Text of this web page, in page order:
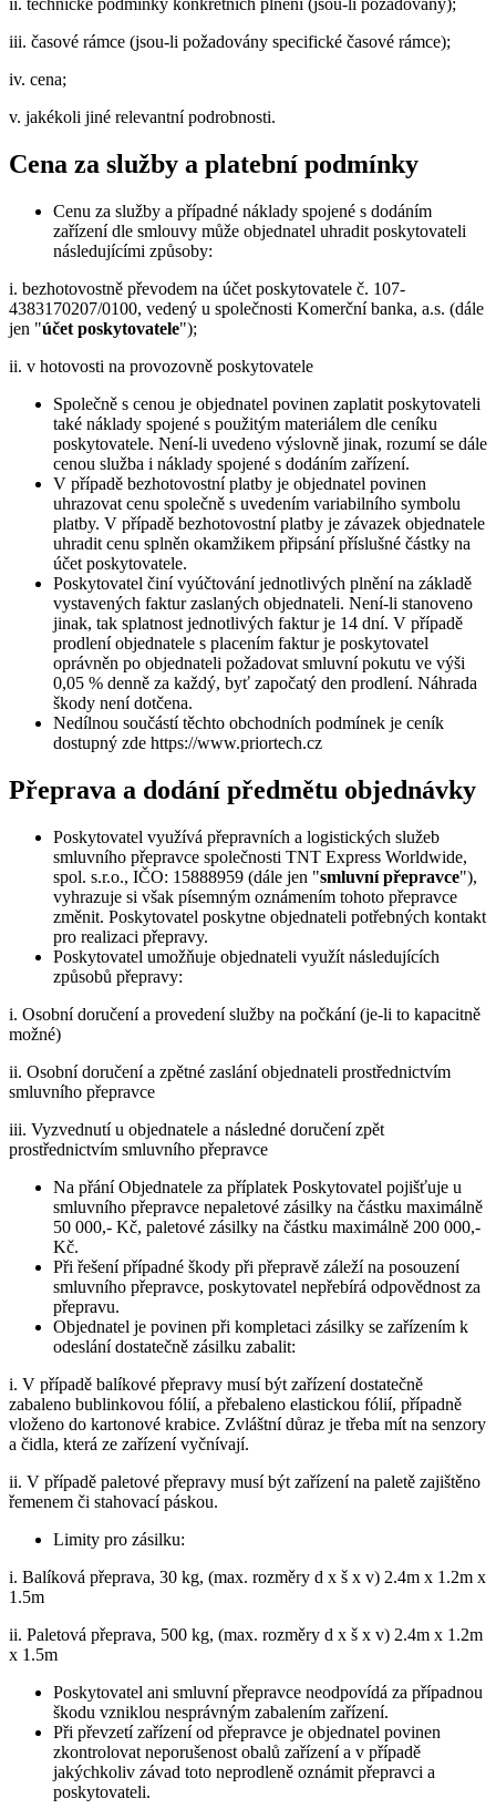
ii. technické podmínky konkrétních plnění (jsou-li požadovány);
iii. časové rámce (jsou-li požadovány specifické časové rámce);
iv. cena;
v. jakékoli jiné relevantní podrobnosti.
Cena za služby a platební podmínky
Cenu za služby a případné náklady spojené s dodáním
zařízení dle smlouvy může objednatel uhradit poskytovateli
následujícími způsoby:
i. bezhotovostně převodem na účet poskytovatele č. 107-
4383170207/0100, vedený u společnosti Komerční banka, a.s. (dále
jen "účet poskytovatele");
ii. v hotovosti na provozovně poskytovatele
Společně s cenou je objednatel povinen zaplatit poskytovateli
také náklady spojené s použitým materiálem dle ceníku
poskytovatele. Není-li uvedeno výslovně jinak, rozumí se dále
cenou služba i náklady spojené s dodáním zařízení.
V případě bezhotovostní platby je objednatel povinen
uhrazovat cenu společně s uvedením variabilního symbolu
platby. V případě bezhotovostní platby je závazek objednatele
uhradit cenu splněn okamžikem připsání příslušné částky na
účet poskytovatele.
Poskytovatel činí vyúčtování jednotlivých plnění na základě
vystavených faktur zaslaných objednateli. Není-li stanoveno
jinak, tak splatnost jednotlivých faktur je 14 dní. V případě
prodlení objednatele s placením faktur je poskytovatel
oprávněn po objednateli požadovat smluvní pokutu ve výši
0,05 % denně za každý, byť započatý den prodlení. Náhrada
škody není dotčena.
Nedílnou součástí těchto obchodních podmínek je ceník
dostupný zde https://www.priortech.cz
Přeprava a dodání předmětu objednávky
Poskytovatel využívá přepravních a logistických služeb
smluvního přepravce společnosti TNT Express Worldwide,
spol. s.r.o., IČO: 15888959 (dále jen "smluvní přepravce"),
vyhrazuje si však písemným oznámením tohoto přepravce
změnit. Poskytovatel poskytne objednateli potřebných kontakt
pro realizaci přepravy.
Poskytovatel umožňuje objednateli využít následujících
způsobů přepravy:
i. Osobní doručení a provedení služby na počkání (je-li to kapacitně
možné)
ii. Osobní doručení a zpětné zaslání objednateli prostřednictvím
smluvního přepravce
iii. Vyzvednutí u objednatele a následné doručení zpět
prostřednictvím smluvního přepravce
Na přání Objednatele za příplatek Poskytovatel pojišťuje u
smluvního přepravce nepaletové zásilky na částku maximálně
50 000,- Kč, paletové zásilky na částku maximálně 200 000,-
Kč.
Při řešení případné škody při přepravě záleží na posouzení
smluvního přepravce, poskytovatel nepřebírá odpovědnost za
přepravu.
Objednatel je povinen při kompletaci zásilky se zařízením k
odeslání dostatečně zásilku zabalit:
i. V případě balíkové přepravy musí být zařízení dostatečně
zabaleno bublinkovou fólií, a přebaleno elastickou fólií, případně
vloženo do kartonové krabice. Zvláštní důraz je třeba mít na senzory
a čidla, která ze zařízení vyčnívají.
ii. V případě paletové přepravy musí být zařízení na paletě zajištěno
řemenem či stahovací páskou.
Limity pro zásilku:
i. Balíková přeprava, 30 kg, (max. rozměry d x š x v) 2.4m x 1.2m x
1.5m
ii. Paletová přeprava, 500 kg, (max. rozměry d x š x v) 2.4m x 1.2m
x 1.5m
Poskytovatel ani smluvní přepravce neodpovídá za případnou
škodu vzniklou nesprávným zabalením zařízení.
Při převzetí zařízení od přepravce je objednatel povinen
zkontrolovat neporušenost obalů zařízení a v případě
jakýchkoliv závad toto neprodleně oznámit přepravci a
poskytovateli.